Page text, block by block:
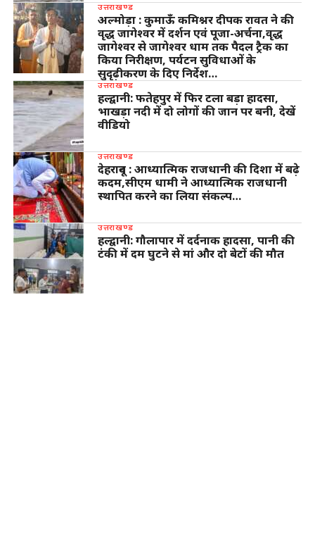
उत्तराखण्ड
अल्मोड़ा : कुमाऊँ कमिश्नर दीपक रावत ने की
वृद्ध जागेश्वर में दर्शन एवं पूजा-अर्चना,वृद्ध
जागेश्वर से जागेश्वर धाम तक पैदल ट्रैक का
किया निरीक्षण, पर्यटन सुविधाओं के
सुदृढ़ीकरण के दिए निर्देश…
उत्तराखण्ड
हल्द्वानी: फतेहपुर में फिर टला बड़ा हादसा,
भाखड़ा नदी में दो लोगों की जान पर बनी, देखें
वीडियो
उत्तराखण्ड
देहरादून : आध्यात्मिक राजधानी की दिशा में बढ़े
कदम,सीएम धामी ने आध्यात्मिक राजधानी
स्थापित करने का लिया संकल्प…
उत्तराखण्ड
हल्द्वानी: गौलापार में दर्दनाक हादसा, पानी की
टंकी में दम घुटने से मां और दो बेटों की मौत